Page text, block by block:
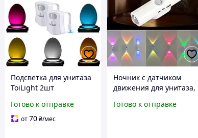
Подсветка для унитаза
ToiLight 2шт
датчиком движения 8
цветов белая
Готово к отправке
от70₴/мес
Ночник с датчиком
движения для унитаза,
подсветка 8 цветов
Готово к отправке